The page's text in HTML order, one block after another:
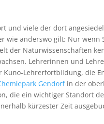
und viele der dort
wie anderswo gilt: Nur
der Naturwissenschaften
Lehrerinnen und
Kuno-Lehrerfortbildung, die
Gendorfin der
die ein wichtiger Standort
kürzester Zeit